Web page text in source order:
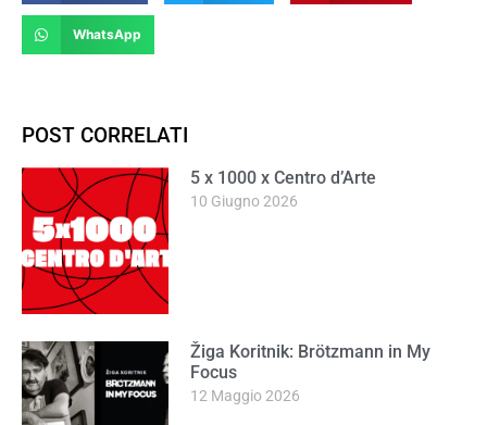
WhatsApp
POST CORRELATI
5 x 1000 x Centro d’Arte
10 Giugno 2026
Žiga Koritnik: Brötzmann in My
Focus
12 Maggio 2026